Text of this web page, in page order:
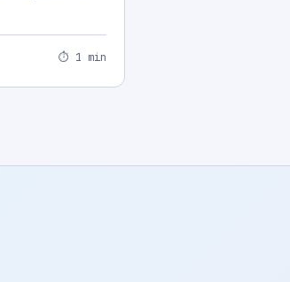
⏱ 1 min